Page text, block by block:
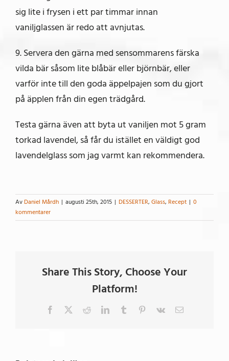
sig lite i frysen i ett par timmar innan
vaniljglassen är redo att avnjutas.
9. Servera den gärna med sensommarens färska
vilda bär såsom lite blåbär eller björnbär, eller
varför inte till den goda äppelpajen som du gjort
på äpplen från din egen trädgård.
Testa gärna även att byta ut vaniljen mot 5 gram
torkad lavendel, så får du istället en väldigt god
lavendelglass som jag varmt kan rekommendera.
Av Daniel Mårdh | augusti 25th, 2015 | DESSERTER, Glass, Recept | 0
kommentarer
Share This Story, Choose Your
Platform!
Facebook RedditLinkedInTumblr Pinterest
Vk
E-